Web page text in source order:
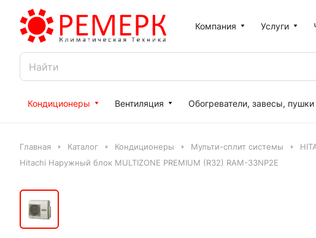
Компания Услуги
Кондиционеры Вентиляция Обогреватели, завесы, пушки
Главная Каталог Кондиционеры Мульти-сплит системы
Hitachi Наружный блок MULTIZONE PREMIUM (R32) RAM-33NP2E